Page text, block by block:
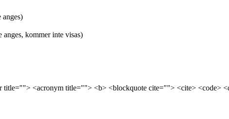
anges)
anges, kommer inte visas)
<acronym title=""> <b> <blockquote cite=""> <cite> <code>